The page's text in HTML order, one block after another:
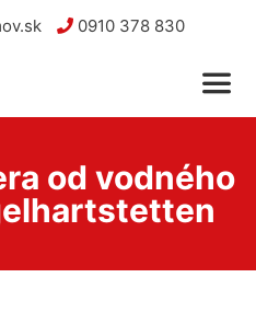
0910 378 830
od vodného